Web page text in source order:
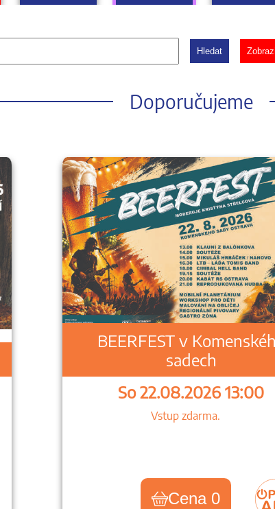
Hledat
Doporučujeme
BEERFEST v
sadech
So 22.08.2026 13:00
Vstup zdarma.
Cena 0